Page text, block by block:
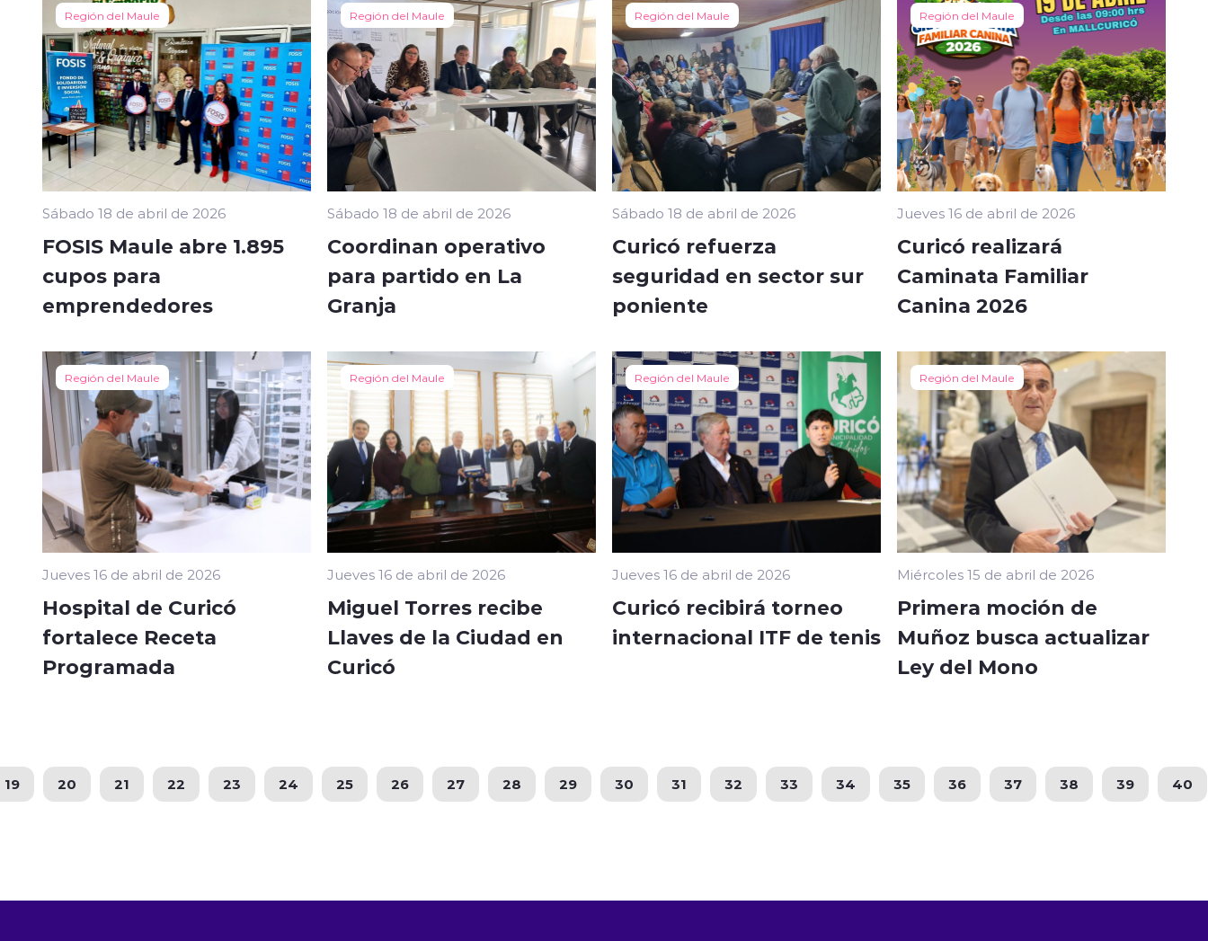
Región del Maule
Sábado 18 de abril de 2026
FOSIS Maule abre 1.895
cupos para
emprendedores
Región del Maule
Sábado 18 de abril de 2026
Coordinan operativo
para partido en La
Granja
Región del Maule
Sábado 18 de abril de 2026
Curicó refuerza
seguridad en sector sur
poniente
Región del Maule
Jueves 16 de abril de 2026
Curicó realizará
Caminata Familiar
Canina 2026
Región del Maule
Jueves 16 de abril de 2026
Hospital de Curicó
fortalece Receta
Programada
Región del Maule
Jueves 16 de abril de 2026
Miguel Torres recibe
Llaves de la Ciudad en
Curicó
Región del Maule
Jueves 16 de abril de 2026
Curicó recibirá torneo
internacional ITF de tenis
Región del Maule
Miércoles 15 de abril de 2026
Primera moción de
Muñoz busca actualizar
Ley del Mono
19 20 21 22 23 24 25 26 27 28 29 30 31 32 33 34 35 36 37 38 39 40